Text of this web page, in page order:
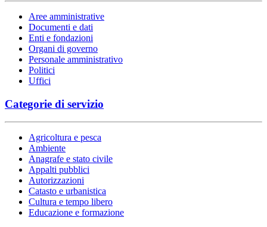
Aree amministrative
Documenti e dati
Enti e fondazioni
Organi di governo
Personale amministrativo
Politici
Uffici
Categorie di servizio
Agricoltura e pesca
Ambiente
Anagrafe e stato civile
Appalti pubblici
Autorizzazioni
Catasto e urbanistica
Cultura e tempo libero
Educazione e formazione